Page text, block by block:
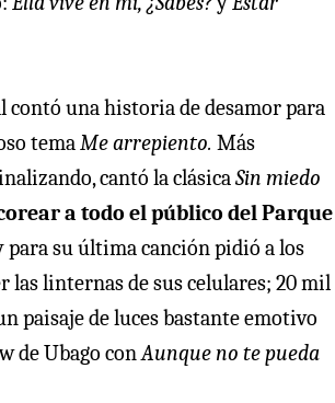
contó una historia de desamor para
temaMe arrepiento. Más
cantó la clásicaSin miedo
a todo el público del Parque
para su última canción pidió a los
las linternas de sus celulares; 20 mil
paisaje de luces bastante emotivo
de Ubago conAunque no te pueda